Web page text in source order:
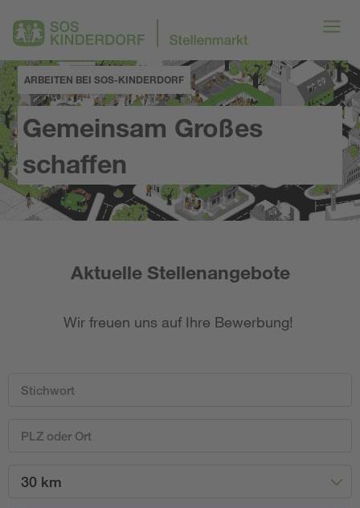
ARBEITEN BEI SOS-KINDERDORF
Gemeinsam Großes
schaffen
Aktuelle Stellenangebote
Wir freuen uns auf Ihre Bewerbung!
30 km